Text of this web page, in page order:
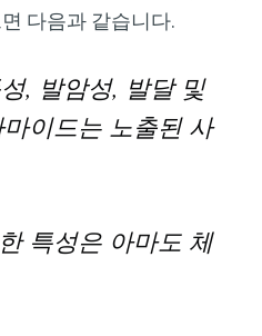
다음과 같습니다.
, 발암성, 발달 및
이드는 노출된 사
특성은 아마도 체